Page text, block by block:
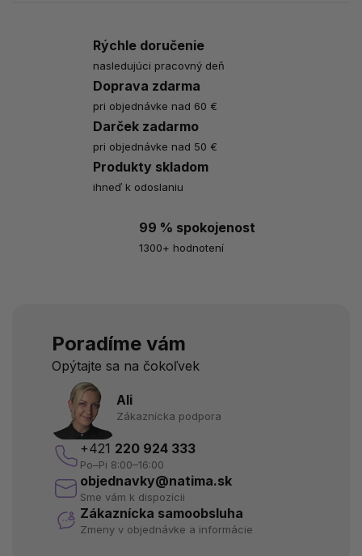
Rýchle doručenie
nasledujúci pracovný deň
Doprava zdarma
pri objednávke nad 60 €
Darček zadarmo
pri objednávke nad 50 €
Produkty skladom
ihneď k odoslaniu
99 % spokojenost
1300+ hodnotení
Poradíme vám
Opýtajte sa na čokoľvek
Ali
Zákaznícka podpora
+421 220 924 333
Po–Pi 8:00–16:00
objednavky@natima.sk
Sme vám k dispozícii
Zákaznícka samoobsluha
Zmeny v objednávke a informácie